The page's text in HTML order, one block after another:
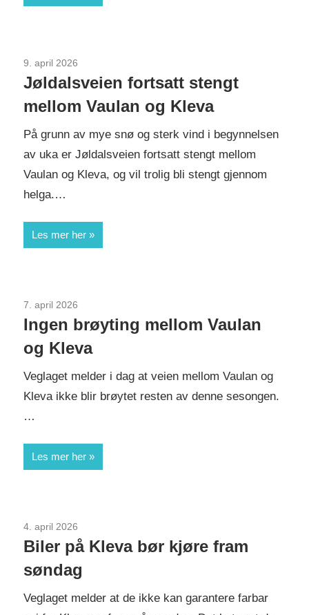
9. april 2026
Jøldalsveien fortsatt stengt
mellom Vaulan og Kleva
På grunn av mye snø og sterk vind i begynnelsen
av uka er Jøldalsveien fortsatt stengt mellom
Vaulan og Kleva, og vil trolig bli stengt gjennom
helga.…
Les mer her
7. april 2026
Ingen brøyting mellom Vaulan
og Kleva
Veglaget melder i dag at veien mellom Vaulan og
Kleva ikke blir brøytet resten av denne sesongen.
…
Les mer her
4. april 2026
Biler på Kleva bør kjøre fram
søndag
Veglaget melder at de ikke kan garantere farbar